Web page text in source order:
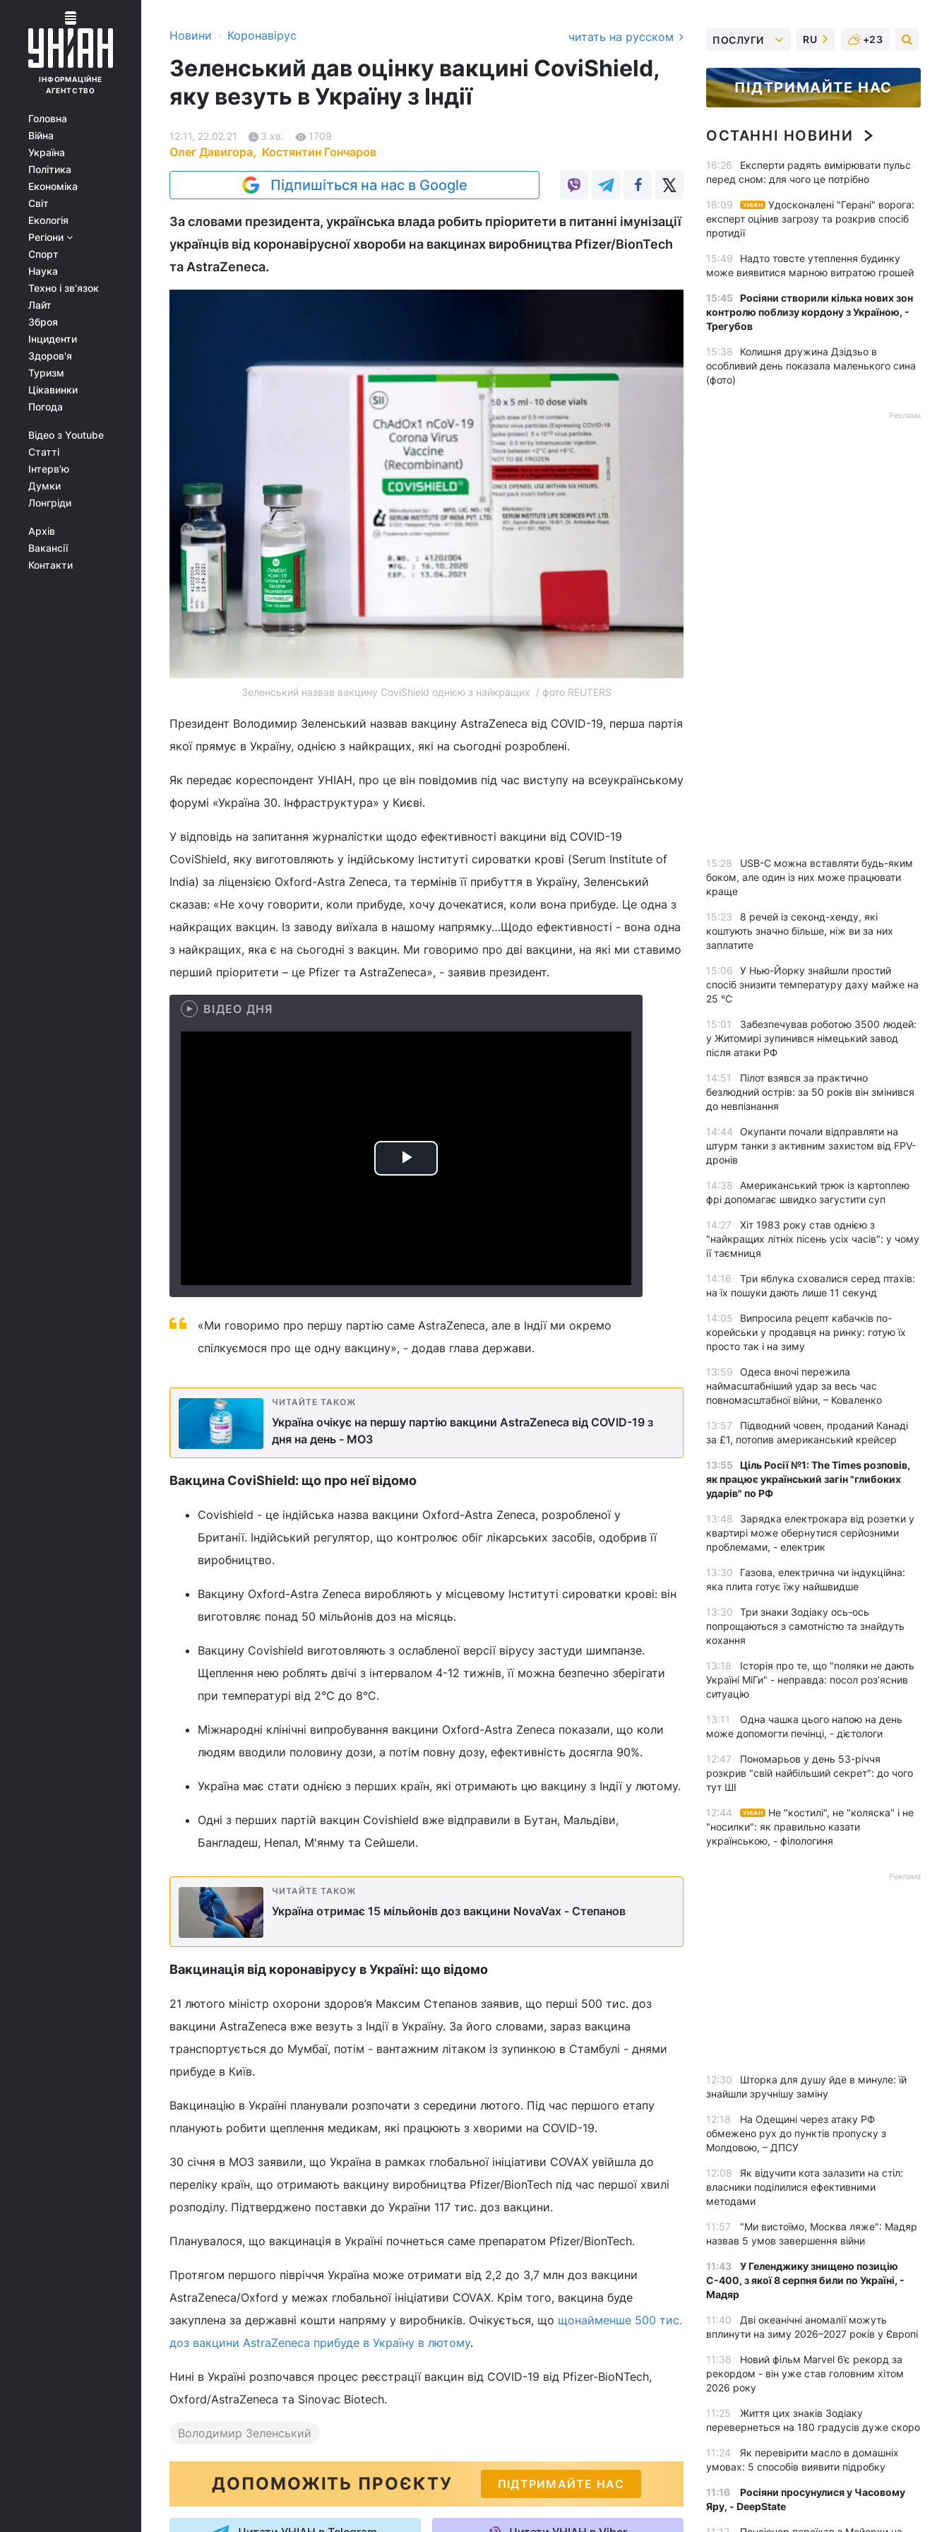
ІНФОРМАЦІЙНЕ
АГЕНТСТВО
Головна
Війна
Україна
Політика
Економіка
Світ
Екологія
Регіони
Спорт
Наука
Техно і зв'язок
Лайт
Зброя
Інциденти
Здоров'я
Туризм
Цікавинки
Погода
Відео з Youtube
Статті
Інтерв'ю
Думки
Лонгріди
Архів
Вакансії
Контакти
Новини › Коронавірус читать на русском
Зеленський дав оцінку вакцині CoviShield,
яку везуть в Україну з Індії
Олег Давигора, Костянтин Гончаров
12:11, 22.02.21 3 хв. 1709
Підпишіться на нас в Google
За словами президента, українська влада робить пріоритети в питанні імунізації
українців від коронавірусної хвороби на вакцинах виробництва Pfizer/BionTech
та AstraZeneca.
Зеленський назвав вакцину CoviShield однією з найкращих / фото REUTERS
Президент Володимир Зеленський назвав вакцину AstraZeneca від COVID-19, перша партія
якої прямує в Україну, однією з найкращих, які на сьогодні розроблені.
Як передає кореспондент УНІАН, про це він повідомив під час виступу на всеукраїнському
форумі «Україна 30. Інфраструктура» у Києві.
У відповідь на запитання журналістки щодо ефективності вакцини від COVID-19
CoviShield, яку виготовляють у індійському Інституті сироватки крові (Serum Institute of
India) за ліцензією Oxford-Astra Zeneca, та термінів її прибуття в Україну, Зеленський
сказав: «Не хочу говорити, коли прибуде, хочу дочекатися, коли вона прибуде. Це одна з
найкращих вакцин. Із заводу виїхала в нашому напрямку…Щодо ефективності - вона одна
з найкращих, яка є на сьогодні з вакцин. Ми говоримо про дві вакцини, на які ми ставимо
перший пріоритети – це Pfizer та AstraZeneca», - заявив президент.
ВІДЕО ДНЯ
Play
«Ми говоримо про першу партію саме AstraZeneca, але в Індії ми окремо
спілкуємося про ще одну вакцину», - додав глава держави.
ЧИТАЙТЕ ТАКОЖ
Україна очікує на першу партію вакцини AstraZeneca від COVID-19 з
дня на день - МОЗ
Вакцина CoviShield: що про неї відомо
Covishield - це індійська назва вакцини Oxford-Astra Zeneca, розробленої у
Британії. Індійський регулятор, що контролює обіг лікарських засобів, одобрив її
виробництво.
Вакцину Oxford-Astra Zeneca виробляють у місцевому Інституті сироватки крові: він
виготовляє понад 50 мільйонів доз на місяць.
Вакцину Covishield виготовляють з ослабленої версії вірусу застуди шимпанзе.
Щеплення нею роблять двічі з інтервалом 4-12 тижнів, її можна безпечно зберігати
при температурі від 2°С до 8°С.
Міжнародні клінічні випробування вакцини Oxford-Astra Zeneca показали, що коли
людям вводили половину дози, а потім повну дозу, ефективність досягла 90%.
Україна має стати однією з перших країн, які отримають цю вакцину з Індії у лютому.
Одні з перших партій вакцин Covishield вже відправили в Бутан, Мальдіви,
Бангладеш, Непал, М'янму та Сейшели.
ЧИТАЙТЕ ТАКОЖ
Україна отримає 15 мільйонів доз вакцини NovaVax - Степанов
Вакцинація від коронавірусу в Україні: що відомо
21 лютого міністр охорони здоров’я Максим Степанов заявив, що перші 500 тис. доз
вакцини AstraZeneca вже везуть з Індії в Україну. За його словами, зараз вакцина
транспортується до Мумбаї, потім - вантажним літаком із зупинкою в Стамбулі - днями
прибуде в Київ.
Вакцинацію в Україні планували розпочати з середини лютого. Під час першого етапу
планують робити щеплення медикам, які працюють з хворими на COVID-19.
30 січня в МОЗ заявили, що Україна в рамках глобальної ініціативи COVAX увійшла до
переліку країн, що отримають вакцину виробництва Pfizer/BionTech під час першої хвилі
розподілу. Підтверджено поставки до України 117 тис. доз вакцини.
Планувалося, що вакцинація в Україні почнеться саме препаратом Pfizer/BionTech.
Протягом першого півріччя Україна може отримати від 2,2 до 3,7 млн доз вакцини
AstraZeneca/Oxford у межах глобальної ініціативи COVAX. Крім того, вакцина буде
закуплена за державні кошти напряму у виробників. Очікується, що щонайменше 500 тис.
доз вакцини AstraZeneca прибуде в Україну в лютому.
Нині в Україні розпочався процес реєстрації вакцин від COVID-19 від Pfizer-BioNTech,
Oxford/AstraZeneca та Sinovac Biotech.
Володимир Зеленський
ДОПОМОЖІТЬ ПРОЄКТУ ПІДТРИМАЙТЕ НАС
ПОСЛУГИ RU +23
ПІДТРИМАЙТЕ НАС
ОСТАННІ НОВИНИ
16:26
Експерти радять вимірювати пульс
перед сном: для чого це потрібно
16:09 УНІАН
Удосконалені "Герані" ворога:
експерт оцінив загрозу та розкрив спосіб
протидії
15:49
Надто товсте утеплення будинку
може виявитися марною витратою грошей
15:45 Росіяни створили кілька нових зон
контролю поблизу кордону з Україною, -
Трегубов
15:38
Колишня дружина Дзідзьо в
особливий день показала маленького сина
(фото)
Реклама
15:28
USB-C можна вставляти будь-яким
боком, але один із них може працювати
краще
15:23
8 речей із секонд-хенду, які
коштують значно більше, ніж ви за них
заплатите
15:06
У Нью-Йорку знайшли простий
спосіб знизити температуру даху майже на
25 °C
15:01
Забезпечував роботою 3500 людей:
у Житомирі зупинився німецький завод
після атаки РФ
14:51
Пілот взявся за практично
безлюдний острів: за 50 років він змінився
до невпізнання
14:44
Окупанти почали відправляти на
штурм танки з активним захистом від FPV-
дронів
14:38
Американський трюк із картоплею
фрі допомагає швидко загустити суп
14:27
Хіт 1983 року став однією з
"найкращих літніх пісень усіх часів": у чому
її таємниця
14:16
Три яблука сховалися серед птахів:
на їх пошуки дають лише 11 секунд
14:05
Випросила рецепт кабачків по-
корейськи у продавця на ринку: готую їх
просто так і на зиму
13:59
Одеса вночі пережила
наймасштабніший удар за весь час
повномасштабної війни, – Коваленко
13:57
Підводний човен, проданий Канаді
за £1, потопив американський крейсер
13:55 Ціль Росії №1: The Times розповів,
як працює український загін "глибоких
ударів" по РФ
13:48
Зарядка електрокара від розетки у
квартирі може обернутися серйозними
проблемами, - електрик
13:30
Газова, електрична чи індукційна:
яка плита готує їжу найшвидше
13:30
Три знаки Зодіаку ось-ось
попрощаються з самотністю та знайдуть
кохання
13:18
Історія про те, що "поляки не дають
Україні МіГи" - неправда: посол роз’яснив
ситуацію
13:11
Одна чашка цього напою на день
може допомогти печінці, - дієтологи
12:47
Пономарьов у день 53-річчя
розкрив "свій найбільший секрет": до чого
тут ШІ
12:44 УНІАН
Не "костилі", не "коляска" і не
"носилки": як правильно казати
українською, - філологиня
Реклама
12:30
Шторка для душу йде в минуле: їй
знайшли зручнішу заміну
12:18
На Одещині через атаку РФ
обмежено рух до пунктів пропуску з
Молдовою, – ДПСУ
12:08
Як відучити кота залазити на стіл:
власники поділилися ефективними
методами
11:57
"Ми вистоїмо, Москва ляже": Мадяр
назвав 5 умов завершення війни
11:43
У Геленджику знищено позицію
С-400, з якої 8 серпня били по Україні, -
Мадяр
11:40
Дві океанічні аномалії можуть
вплинути на зиму 2026–2027 років у Європі
11:38
Новий фільм Marvel б’є рекорд за
рекордом - він уже став головним хітом
2026 року
11:25
Життя цих знаків Зодіаку
перевернеться на 180 градусів дуже скоро
11:24
Як перевірити масло в домашніх
умовах: 5 способів виявити підробку
11:16
Росіяни просунулися у Часовому
Яру, - DeepState